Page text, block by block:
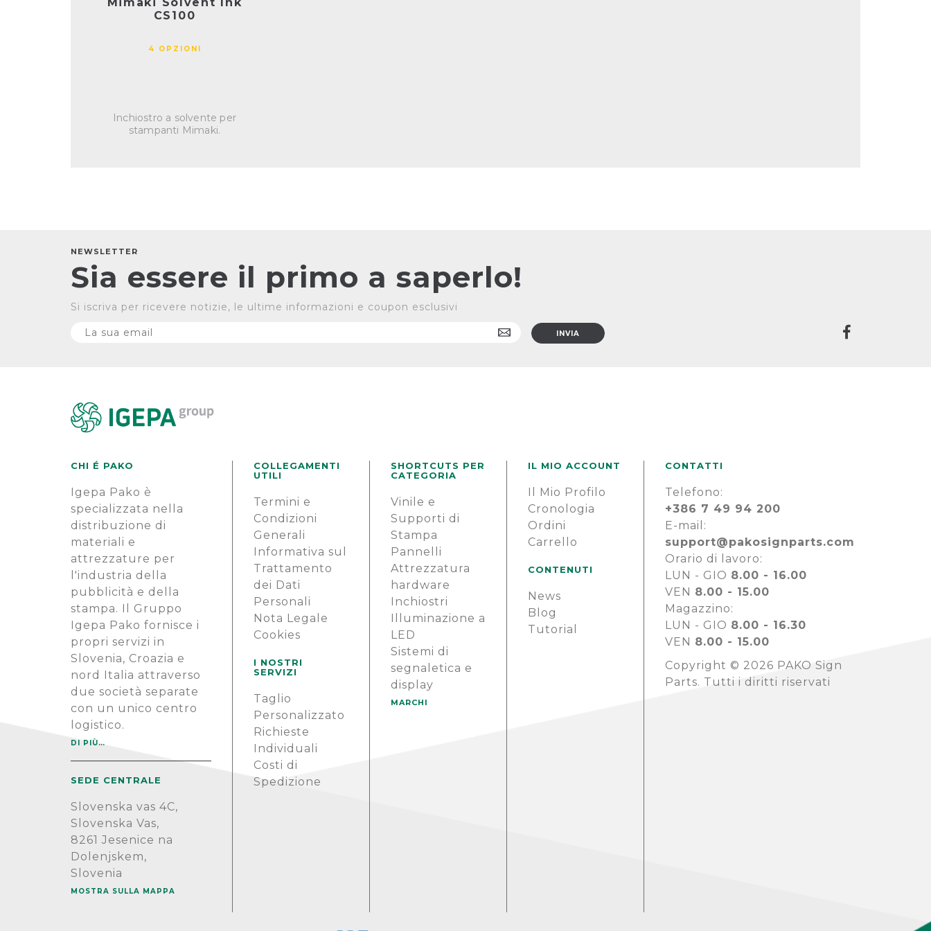
CS100
4 OPZIONI
Inchiostro a solvente per
stampanti Mimaki.
NEWSLETTER
Sia essere il primo a saperlo!
Si iscriva per ricevere notizie, le ultime informazioni e coupon esclusivi
CHI É PAKO
Igepa Pako è
specializzata nella
distribuzione di
materiali e
attrezzature per
l'industria della
pubblicità e della
stampa. Il Gruppo
Igepa Pako fornisce i
propri servizi in
Slovenia, Croazia e
nord Italia attraverso
due società separate
con un unico centro
logistico.
DI PIÙ…
SEDE CENTRALE
Slovenska vas 4C,
Slovenska Vas,
8261 Jesenice na
Dolenjskem,
Slovenia
MOSTRA SULLA MAPPA
COLLEGAMENTI
UTILI
Termini e
Condizioni
Generali
Informativa sul
Trattamento
dei Dati
Personali
Nota Legale
Cookies
I NOSTRI
SERVIZI
Taglio
Personalizzato
Richieste
Individuali
Costi di
Spedizione
SHORTCUTS PER
CATEGORIA
Vinile e
Supporti di
Stampa
Pannelli
Attrezzatura
hardware
Inchiostri
Illuminazione a
LED
Sistemi di
segnaletica e
display
MARCHI
IL MIO ACCOUNT
Il Mio Profilo
Cronologia
Ordini
Carrello
CONTENUTI
News
Blog
Tutorial
CONTATTI
Telefono:
+386 7 49 94 200
E-mail:
support@pakosignparts.com
Orario di lavoro:
LUN - GIO 8.00 - 16.00
VEN 8.00 - 15.00
Magazzino:
LUN - GIO 8.00 - 16.30
VEN 8.00 - 15.00
Copyright © 2026 PAKO Sign
Parts. Tutti i diritti riservati